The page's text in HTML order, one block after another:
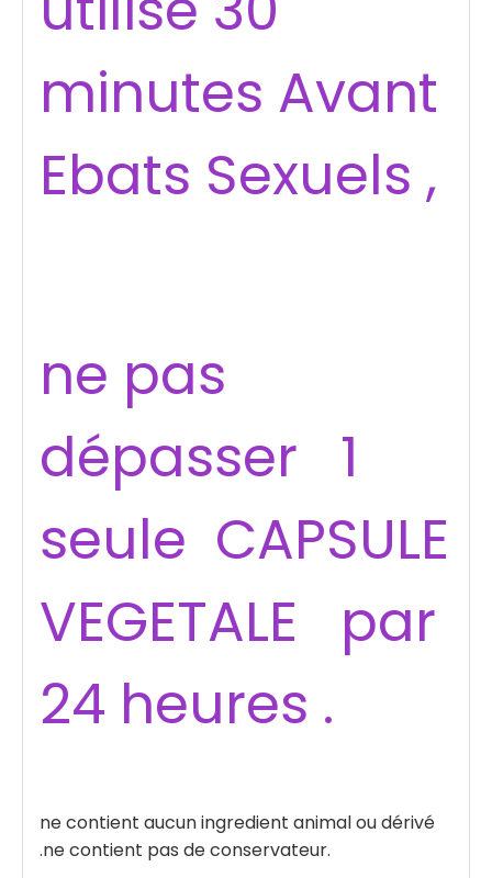
minutes Avant
Ebats Sexuels ,
ne pas
dépasser 1
seule CAPSULE
VEGETALE par
24 heures .
ne contient aucun ingredient animal ou dérivé
.ne contient pas de conservateur.